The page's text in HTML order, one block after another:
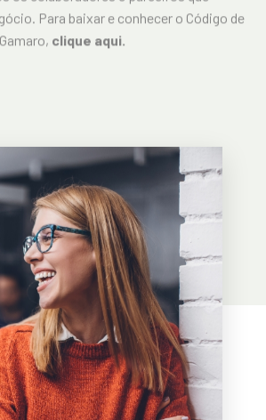
Para baixar e conhecer o Código de
clique aqui